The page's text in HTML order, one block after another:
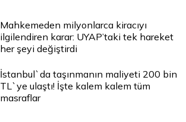
Mahkemeden milyonlarca kiracıyı
ilgilendiren karar: UYAP’taki tek hareket
her şeyi değiştirdi
İstanbul`da taşınmanın maliyeti 200 bin
TL`ye ulaştı! İşte kalem kalem tüm
masraflar